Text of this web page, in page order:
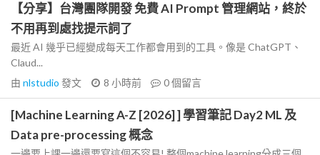
【分享】台灣團隊開發 免費 AI Prompt 管理網站，終於
不用再到處找提示詞了
最近 AI 幾乎已經變成每天工作都會用到的工具。像是 ChatGPT、
Claud...
由 nlstudio 發文 8 小時前 0個留言
[Machine Learning A-Z [2026] ] 學習筆記 Day2 ML 及
Data pre-processing 概念